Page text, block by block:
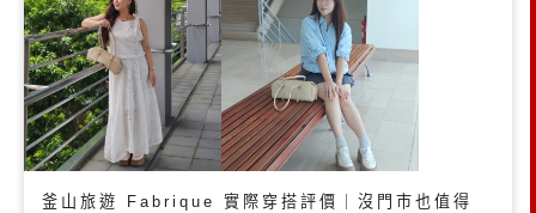
釜山旅遊 Fabrique 實際穿搭評價｜沒門市也值得